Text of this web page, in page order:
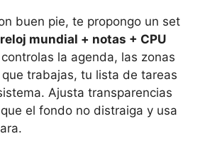
buen pie, te propongo un set
mundial + notas + CPU
la agenda, las zonas
trabajas, tu lista de tareas
Ajusta transparencias
el fondo no distraiga y usa